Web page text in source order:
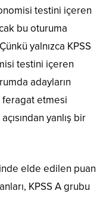
testini içeren
bu oturuma
yalnızca KPSS
testini içeren
adayların
etmesi
yanlış bir
elde edilen puan
KPSS A grubu